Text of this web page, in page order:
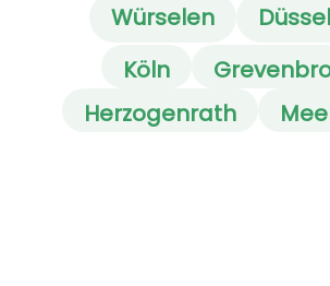
Würselen
Köln
Herzogenrath